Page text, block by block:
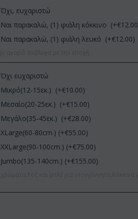
Όχι, ευχαριστώ
Ναι παρακαλώ, (1) φιάλη κόκκινο (+€12.00
Ναι παρακαλώ, (1) φιάλη λευκό (+€12.00)
Όχι ευχαριστώ
Μικρό(12-15εκ.) (+€10.00)
Μεσαίο(20-25εκ.) (+€15.00)
Μεγάλο(35-45εκ.) (+€28.00)
XLarge(60-80cm.) (+€55.00)
XXLarge(90-100cm.) (+€75.00)
Jumbo(135-140cm.) (+€155.00)